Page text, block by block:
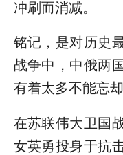
冲刷而消减。
铭记，是对历史
战争中，中俄两
有着太多不能忘
在苏联伟大卫国
女英勇投身于抗